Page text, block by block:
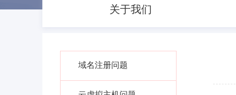
关于我们
域名注册问题